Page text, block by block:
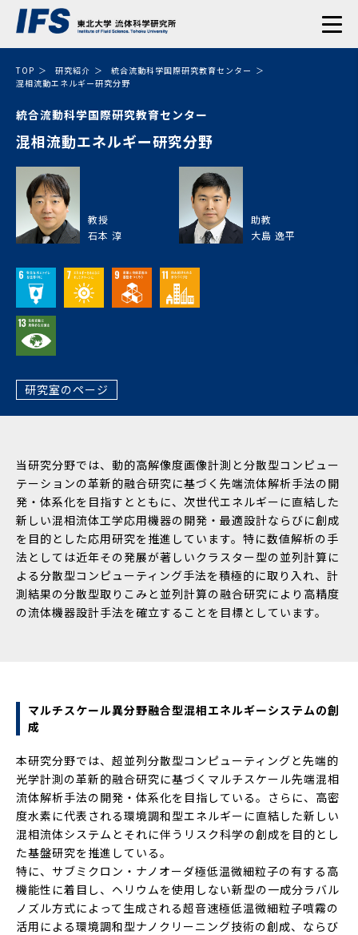
TOP 研究紹介
統合流動科学国際研究教育センター
混相流動エネルギー研究分野
統合流動科学国際研究教育センター
混相流動エネルギー研究分野
教授
石本 淳
助教
大島 逸平
研究室のページ
当研究分野では、動的高解像度画像計測と分散型コンピュー
テーションの革新的融合研究に基づく先端流体解析手法の開
発・体系化を目指すとともに、次世代エネルギーに直結した
新しい混相流体工学応用機器の開発・最適設計ならびに創成
を目的とした応用研究を推進しています。特に数値解析の手
法としては近年その発展が著しいクラスター型の並列計算に
よる分散型コンピューティング手法を積極的に取り入れ、計
測結果の分散型取りこみと並列計算の融合研究により高精度
の流体機器設計手法を確立することを目標としています。
マルチスケール異分野融合型混相エネルギーシステムの創
成
本研究分野では、超並列分散型コンピューティングと先端的
光学計測の革新的融合研究に基づくマルチスケール先端混相
流体解析手法の開発・体系化を目指している。さらに、高密
度水素に代表される環境調和型エネルギーに直結した新しい
混相流体システムとそれに伴うリスク科学の創成を目的とし
た基盤研究を推進している。
特に、サブミクロン・ナノオーダ極低温微細粒子の有する高
機能性に着目し、ヘリウムを使用しない新型の一成分ラバル
ノズル方式によって生成される超音速極低温微細粒子噴霧の
活用による環境調和型ナノクリーニング技術の創成、ならび